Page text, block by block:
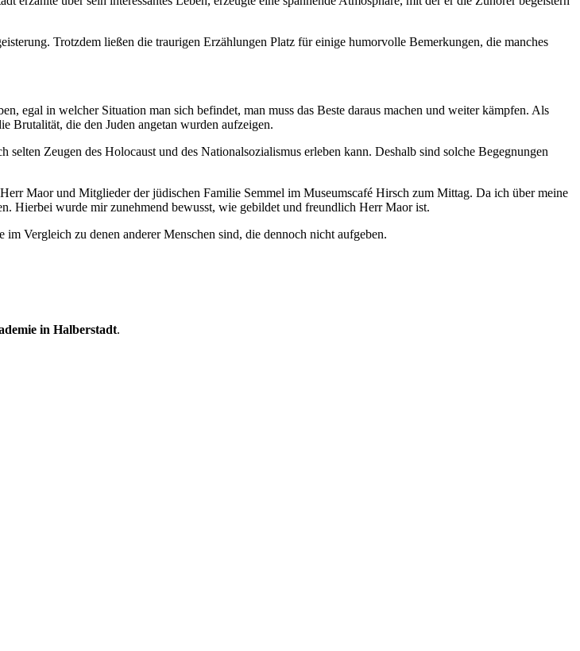
Trotzdem ließen die traurigen Erzählungen Platz für einige humorvolle Bemerkungen, die manches
egal in welcher Situation man sich befindet, man muss das Beste daraus machen und weiter kämpfen. Als
Brutalität, die den Juden angetan wurden aufzeigen.
Zeugen des Holocaust und des Nationalsozialismus erleben kann. Deshalb sind solche Begegnungen
Maor und Mitglieder der jüdischen Familie Semmel im Museumscafé Hirsch zum Mittag. Da ich über meine
Hierbei wurde mir zunehmend bewusst, wie gebildet und freundlich Herr Maor ist.
Vergleich zu denen anderer Menschen sind, die dennoch nicht aufgeben.
in Halberstadt.